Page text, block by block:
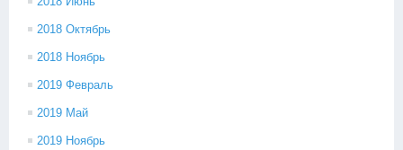
2018 Октябрь
2018 Ноябрь
2019 Февраль
2019 Май
2019 Ноябрь